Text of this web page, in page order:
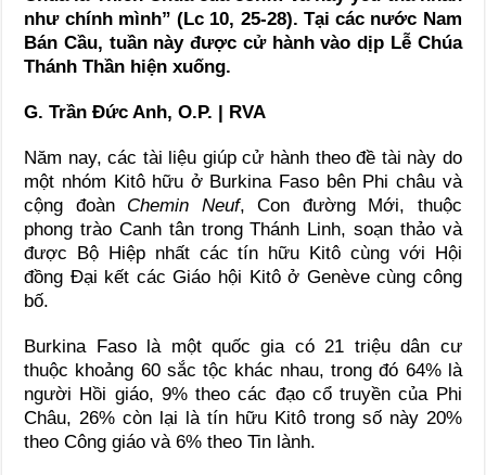
như chính mình” (Lc 10, 25-28). Tại các nước Nam
Bán Cầu, tuần này được cử hành vào dịp Lễ Chúa
Thánh Thần hiện xuống.
G. Trần Đức Anh, O.P. | RVA
Năm nay, các tài liệu giúp cử hành theo đề tài này do
một nhóm Kitô hữu ở Burkina Faso bên Phi châu và
cộng đoàn Chemin Neuf, Con đường Mới, thuộc
phong trào Canh tân trong Thánh Linh, soạn thảo và
được Bộ Hiệp nhất các tín hữu Kitô cùng với Hội
đồng Đại kết các Giáo hội Kitô ở Genève cùng công
bố.
Burkina Faso là một quốc gia có 21 triệu dân cư
thuộc khoảng 60 sắc tộc khác nhau, trong đó 64% là
người Hồi giáo, 9% theo các đạo cổ truyền của Phi
Châu, 26% còn lại là tín hữu Kitô trong số này 20%
theo Công giáo và 6% theo Tin lành.